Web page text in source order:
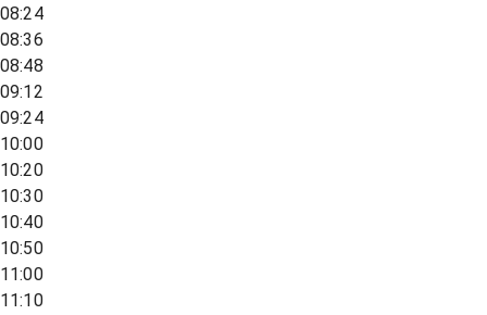
08:24
08:36
08:48
09:12
09:24
10:00
10:20
10:30
10:40
10:50
11:00
11:10